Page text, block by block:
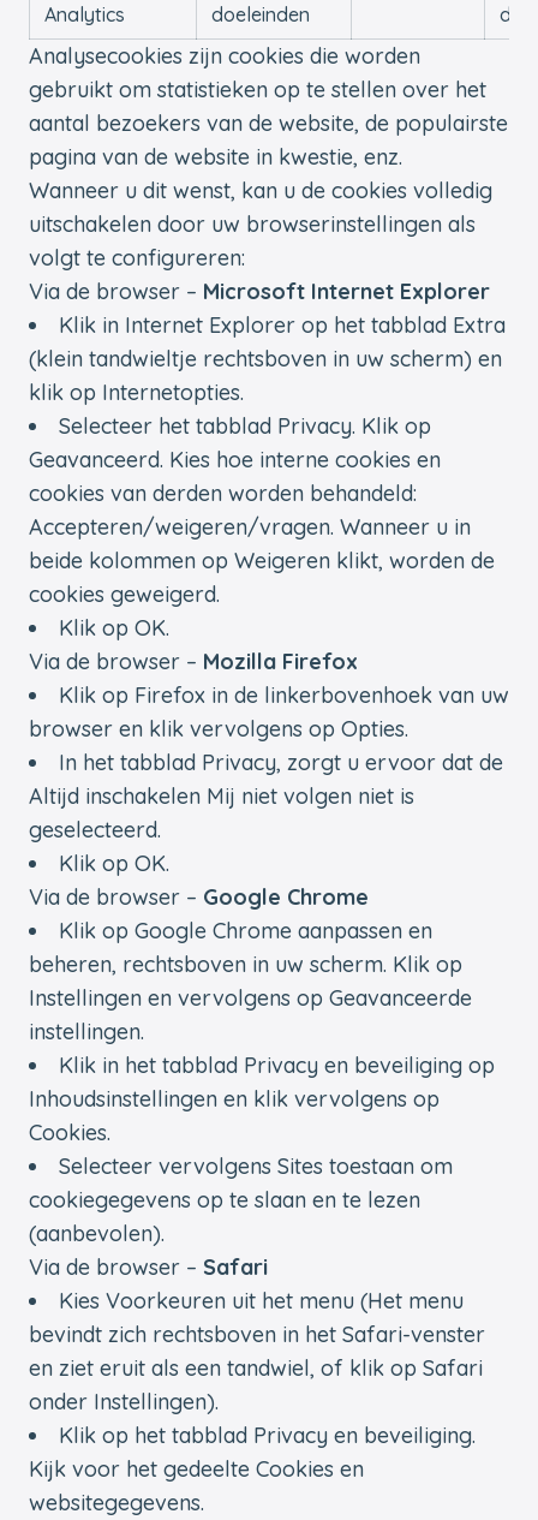
Analytics
doeleinden
de
Analysecookies zijn cookies die worden
gebruikt om statistieken op te stellen over het
aantal bezoekers van de website, de populairste
pagina van de website in kwestie, enz.
Wanneer u dit wenst, kan u de cookies volledig
uitschakelen door uw browserinstellingen als
volgt te configureren:
Via de browser – Microsoft Internet Explorer
Klik in Internet Explorer op het tabblad Extra
(klein tandwieltje rechtsboven in uw scherm) en
klik op Internetopties.
Selecteer het tabblad Privacy. Klik op
Geavanceerd. Kies hoe interne cookies en
cookies van derden worden behandeld:
Accepteren/weigeren/vragen. Wanneer u in
beide kolommen op Weigeren klikt, worden de
cookies geweigerd.
Klik op OK.
Via de browser – Mozilla Firefox
Klik op Firefox in de linkerbovenhoek van uw
browser en klik vervolgens op Opties.
In het tabblad Privacy, zorgt u ervoor dat de
Altijd inschakelen Mij niet volgen niet is
geselecteerd.
Klik op OK.
Via de browser – Google Chrome
Klik op Google Chrome aanpassen en
beheren, rechtsboven in uw scherm. Klik op
Instellingen en vervolgens op Geavanceerde
instellingen.
Klik in het tabblad Privacy en beveiliging op
Inhoudsinstellingen en klik vervolgens op
Cookies.
Selecteer vervolgens Sites toestaan om
cookiegegevens op te slaan en te lezen
(aanbevolen).
Via de browser – Safari
Kies Voorkeuren uit het menu (Het menu
bevindt zich rechtsboven in het Safari-venster
en ziet eruit als een tandwiel, of klik op Safari
onder Instellingen).
Klik op het tabblad Privacy en beveiliging.
Kijk voor het gedeelte Cookies en
websitegegevens.